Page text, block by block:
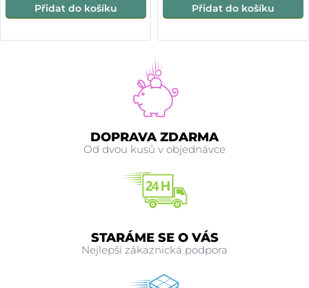
Přidat do košíku Přidat do košíku
DOPRAVA ZDARMA
Od dvou kusů v objednávce
STARÁME SE O VÁS
Nejlepší zákaznická podpora